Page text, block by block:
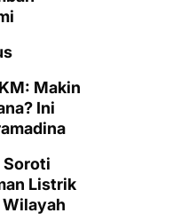
Makin
Ini
Soroti
Listrik